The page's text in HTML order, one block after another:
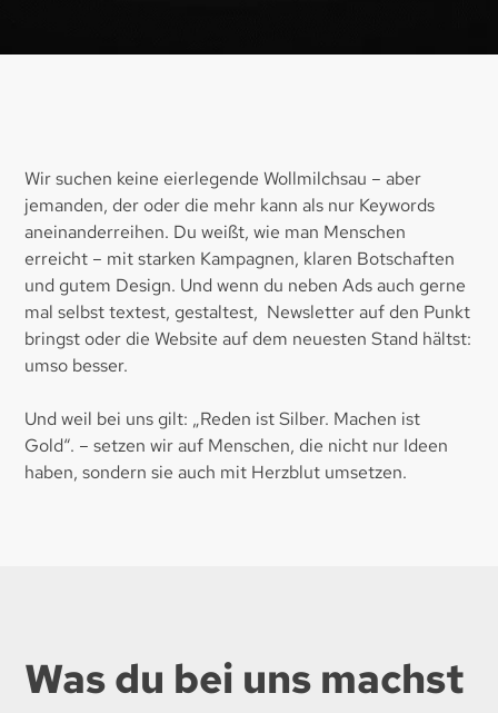
Wir suchen keine eierlegende Wollmilchsau – aber
jemanden, der oder die mehr kann als nur Keywords
aneinanderreihen. Du weißt, wie man Menschen
erreicht – mit starken Kampagnen, klaren Botschaften
und gutem Design. Und wenn du neben Ads auch gerne
mal selbst textest, gestaltest, Newsletter auf den Punkt
bringst oder die Website auf dem neuesten Stand hältst:
umso besser.​
Und weil bei uns gilt: „Reden ist Silber. Machen ist
Gold“. – setzen wir auf Menschen, die nicht nur Ideen
haben, sondern sie auch mit Herzblut umsetzen.​
Was du bei uns machst